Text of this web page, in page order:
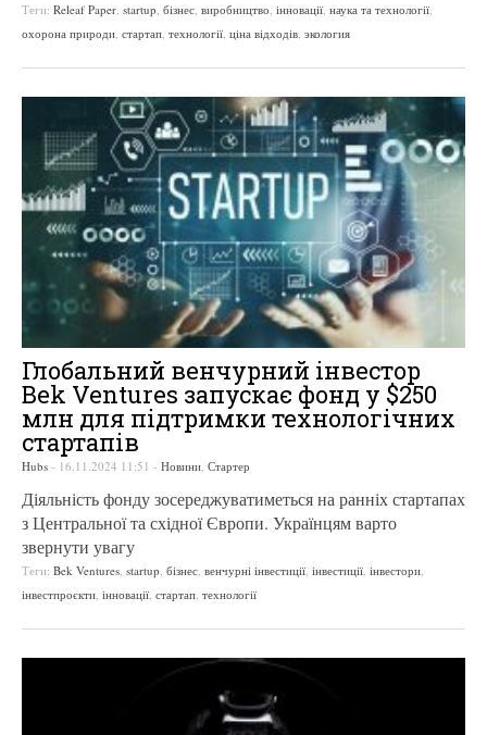
Теги: Releaf Paper, startup, бізнес, виробництво, інновації, наука та технології,
охорона природи, стартап, технології, ціна відходів, экология
Глобальний венчурний інвестор
Bek Ventures запускає фонд у $250
млн для підтримки технологічних
стартапів
Hubs - 16.11.2024 11:51 - Новини Стартер
Діяльність фонду зосереджуватиметься на ранніх стартапах
з Центральної та східної Європи. Українцям варто
звернути увагу
Теги: Bek Ventures startup бізнес венчурні інвестиції інвестиції інвестори
інвестпроєкти інновації стартап технології